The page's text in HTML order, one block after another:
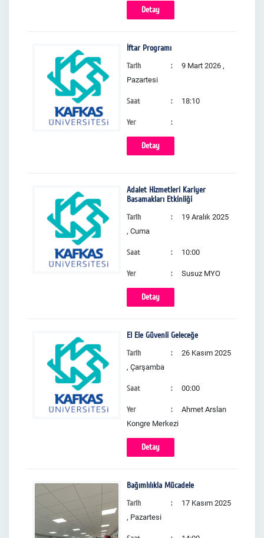
Detay
İftar Programı
Tarih
9 Mart 2026 ,
Pazartesi
Saat 18:10
Yer
Detay
Adalet Hizmetleri Kariyer
Basamakları Etkinliği
Tarih
19 Aralık 2025
, Cuma
Saat 10:00
Yer Susuz MYO
Detay
El Ele Güvenli Geleceğe
Tarih
26 Kasım 2025
, Çarşamba
Saat 00:00
Yer
Ahmet Arslan
Kongre Merkezi
Detay
Bağımlılıkla Mücadele
Tarih
17 Kasım 2025
, Pazartesi